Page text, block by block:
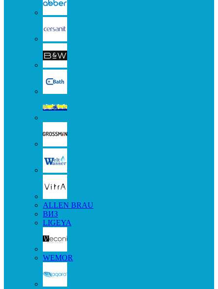
ALLEN BRAU
ВИЗ
LIGEYA
WEMOR